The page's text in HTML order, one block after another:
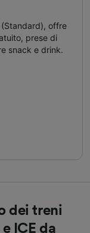
offre
prese di
snack e drink.
dei treni
ICE da